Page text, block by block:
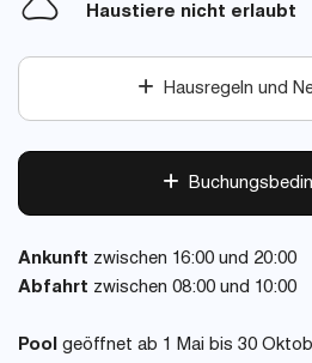
Haustiere nicht erlaubt
Hausregeln und
Ankunft zwischen 16:00 und 20:00
Abfahrt zwischen 08:00 und 10:00
Pool geöffnet ab 1 Mai bis 30